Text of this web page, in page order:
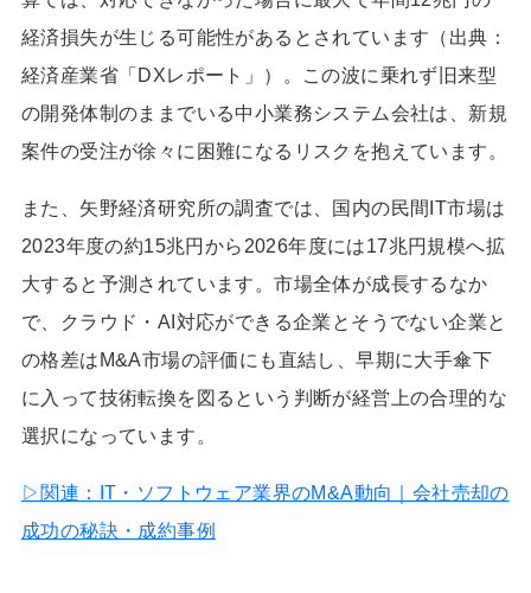
経済損失が生じる可能性があるとされています（出典：
経済産業省「DXレポート」）。この波に乗れず旧来型
の開発体制のままでいる中小業務システム会社は、新規
案件の受注が徐々に困難になるリスクを抱えています。
また、矢野経済研究所の調査では、国内の民間IT市場は
2023年度の約15兆円から2026年度には17兆円規模へ拡
大すると予測されています。市場全体が成長するなか
で、クラウド・AI対応ができる企業とそうでない企業と
の格差はM&A市場の評価にも直結し、早期に大手傘下
に入って技術転換を図るという判断が経営上の合理的な
選択になっています。
▷関連：IT・ソフトウェア業界のM&A動向｜会社売却の
成功の秘訣・成約事例